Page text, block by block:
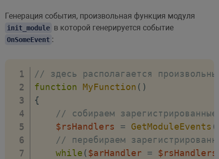
Генерация события, произвольная функция модуля
init_module в которой генерируется событие
OnSomeEvent :
// здесь располагается
function MyFunction ( )
{
// собираем
$rsHandlers
= GetModuleEvents (
// перебираем
while ($arHandler = $rsHandlers